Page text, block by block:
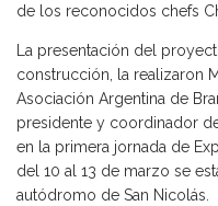
de los reconocidos chefs
La presentación del
construcción, la realizaron
Asociación Argentina de
presidente y coordinador
en la primera jornada de
del 10 al 13 de marzo se
autódromo de San Nicolás.